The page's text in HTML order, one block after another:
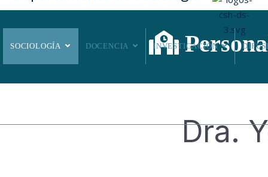
SOCIOLOGÍA DOCENCIA INVESTIGACIÓN
Dra.